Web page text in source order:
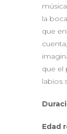
la
que
que el
labios
Edad